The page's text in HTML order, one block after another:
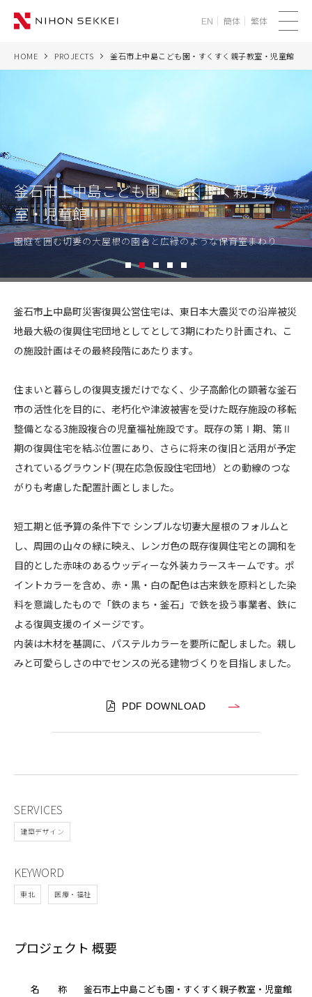
ニ
ュ
THINK
NEWS
CORPORATE
RECRUIT
CONTACT
コンプライアンスポリシー プライバシーポリシー ご利用規約
EN 簡体 繁体
HOME PROJECTS 釜石市上中島こども園・すくすく親子教室・児童館
釜石市上中島こども園・すくすく親子教
室・児童館
園庭を囲む切妻の大屋根の園舎と広縁のような保育室まわり
3 4 5
釜石市上中島町災害復興公営住宅は、東日本大震災での沿岸被災
地最大級の復興住宅団地としてとして3期にわたり計画され、こ
の施設計画はその最終段階にあたります。
住まいと暮らしの復興支援だけでなく、少子高齢化の顕著な釜石
市の活性化を目的に、老朽化や津波被害を受けた既存施設の移転
整備となる3施設複合の児童福祉施設です。既存の第Ⅰ期、第Ⅱ
期の復興住宅を結ぶ位置にあり、さらに将来の復旧と活用が予定
されているグラウンド(現在応急仮設住宅団地）との動線のつな
がりも考慮した配置計画としました。
短工期と低予算の条件下で シンプルな切妻大屋根のフォルムと
し、周囲の山々の緑に映え、レンガ色の既存復興住宅との調和を
目的とした赤味のあるウッディーな外装カラースキームです。ポ
イントカラーを含め、赤・黒・白の配色は古来鉄を原料とした染
料を意識したもので「鉄のまち・釜石」で鉄を扱う事業者、鉄に
よる復興支援のイメージです。
内装は木材を基調に、パステルカラーを要所に配しました。親し
みと可愛らしさの中でセンスの光る建物づくりを目指しました。
PDF DOWNLOAD
SERVICES
建築デザイン
KEYWORD
東北 医療・福祉
プロジェクト 概要
名 称 釜石市上中島こども園・すくすく親子教室・児童館